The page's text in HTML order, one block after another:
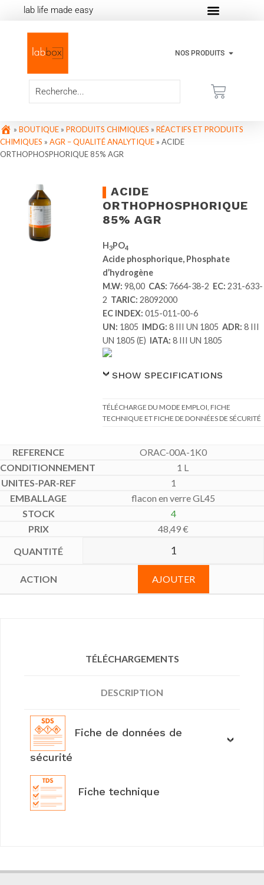
lab life made easy
NOS PRODUITS
» BOUTIQUE » PRODUITS CHIMIQUES » RÉACTIFS ET PRODUITS
CHIMIQUES » AGR – QUALITÉ ANALYTIQUE » ACIDE
ORTHOPHOSPHORIQUE 85% AGR
ACIDE
ORTHOPHOSPHORIQUE
85% AGR
H 3PO4
Acide phosphorique, Phosphate
d’hydrogène
M.W:98,00 CAS: 7664-38-2 EC:231-633-
2 TARIC:28092000
EC INDEX:015-011-00-6
UN: 1805 IMDG:8 III UN 1805ADR:8 III
UN 1805 (E)
IATA:8 III UN 1805
SHOW SPECIFICATIONS
TÉLÉCHARGE DU MODE EMPLOI, FICHE
TECHNIQUE ET FICHE DE DONNÉES DE SÉCURITÉ
ORAC-00A-1K0
1 L
1
flacon en verre GL45
4
48,49€
AJOUTER
TÉLÉCHARGEMENTS
DESCRIPTION
Fiche de données de
sécurité
Fiche technique